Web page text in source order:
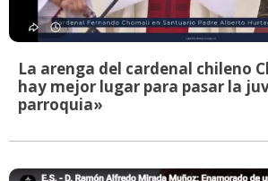
La arenga del cardenal chileno
hay mejor lugar para pasar la
parroquia»